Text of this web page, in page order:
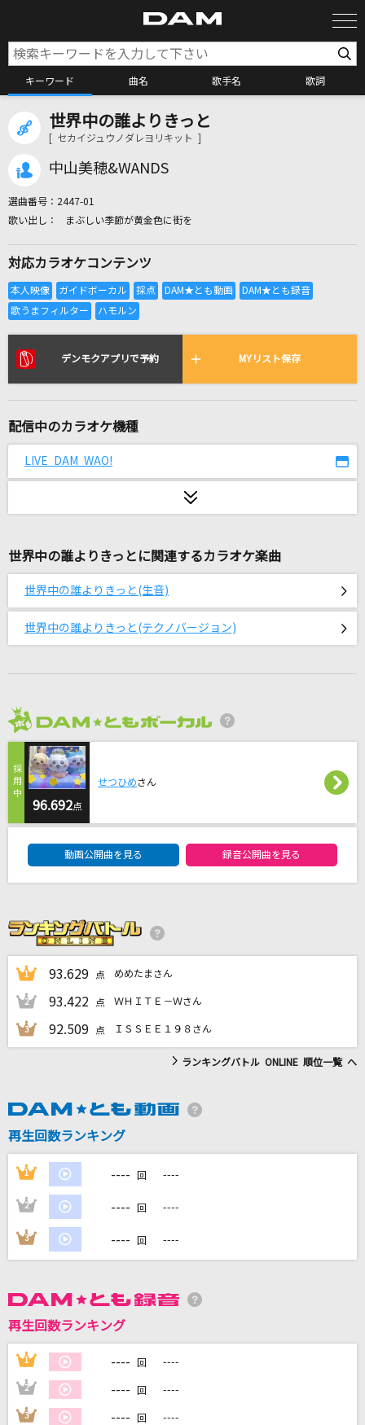
キーワード 曲名 歌手名 歌詞
カラオケ検索
全国りれき
リアルタイムで歌われている曲の一覧
東京協奏曲
[生音]光るなら
Goose house
ClariS
とくべチュ、して
海踏みのスピカ
Fan Letter
ME:I
鳥の詩
Lia
Countach
Stellar Stellar
星街すいせい
DAMの新曲・ランキングなど
カラオケ最新情報をチェック！
DAMに会員登録・ログインして
カラオケをもっと楽しもう！
自宅でカラオケ歌い放題！
家族や友達と一緒に！練習にも！
世界中の誰よりきっと
[ セカイジュウノダレヨリキット ]
中山美穂&WANDS
選曲番号： 2447-01
まぶしい季節が黄金色に街を
対応カラオケコンテンツ
デンモクアプリで予約 MYリスト保存
配信中のカラオケ機種
LIVE DAM WAO!
世界中の誰よりきっとに関連するカラオケ楽曲
世界中の誰よりきっと(生音)
世界中の誰よりきっと(テクノバージョン)
96.692点
せつひめさん
動画公開曲を見る 録音公開曲を見る
1 93.629 点 めめたまさん
2 93.422 点 ＷＨＩＴＥ－Ｗさん
3 92.509 点 ＩＳＳＥＥ１９８さん
ランキングバトル ONLINE 順位一覧 へ
再生回数ランキング
1 ---- 回 ----
2 ---- 回 ----
3 ---- 回 ----
再生回数ランキング
1 ---- 回 ----
2 ---- 回 ----
3 ---- 回 ----